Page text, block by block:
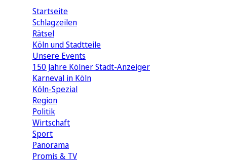
Startseite
Schlagzeilen
Rätsel
Köln und Stadtteile
Unsere Events
150 Jahre Kölner Stadt-Anzeiger
Karneval in Köln
Köln-Spezial
Region
Politik
Wirtschaft
Sport
Panorama
Promis & TV